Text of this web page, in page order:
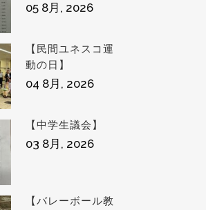
05 8月, 2026
【民間ユネスコ運
動の日】
04 8月, 2026
【中学生議会】
03 8月, 2026
【バレーボール教